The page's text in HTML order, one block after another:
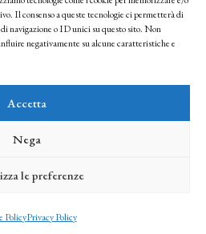
Il consenso a queste tecnologie ci permetterà di
navigazione o ID unici su questo sito. Non
negativamente su alcune caratteristiche e
Accetta
Nega
le preferenze
PolicyPrivacy Policy
che le tue informazioni saranno trattate
dei diritti e dell’Istituto Matteucci
credits